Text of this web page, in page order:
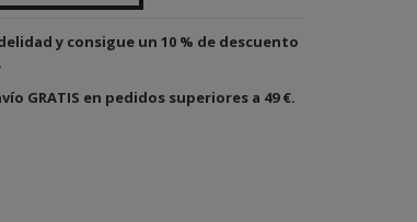
y consigue un 10 % de descuento
GRATIS en pedidos superiores a 49 €.